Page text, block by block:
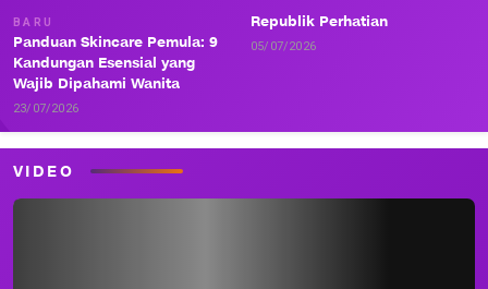
BARU
Panduan Skincare Pemula: 9
Kandungan Esensial yang
Wajib Dipahami Wanita
23/07/2026
Republik Perhatian
05/07/2026
VIDEO